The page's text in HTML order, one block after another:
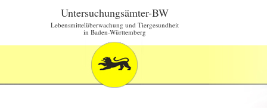
Untersuchungsämter-BW
Lebensmittelüberwachung und Tiergesundheit
in Baden-Württemberg